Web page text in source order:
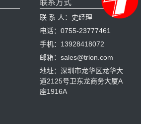
联系方式
联 系 人：史经理
电话：0755-23777461
手机：13928418072
邮箱：sales@trlon.com
地址：深圳市龙华区龙华大
道2125号卫东龙商务大厦A
座1916A